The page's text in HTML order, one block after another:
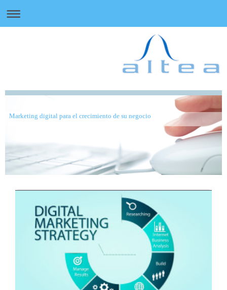
Marketing digital para el crecimiento de su negocio